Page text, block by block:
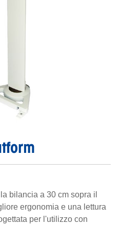
bilancia a 30 cm sopra il
ergonomia e una lettura
per l'utilizzo con